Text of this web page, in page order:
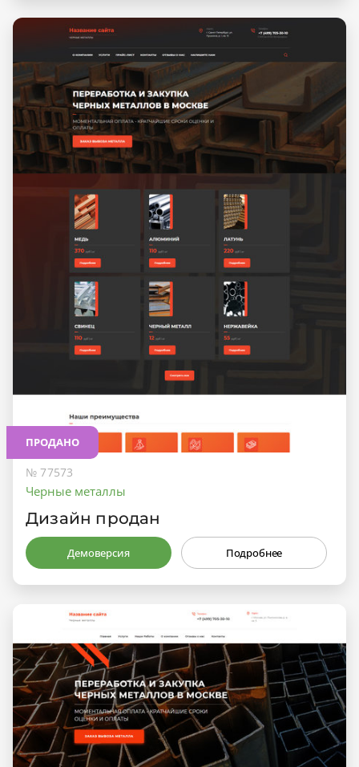
ПРОДАНО
№ 77573
Черные металлы
Дизайн продан
Демоверсия Подробнее